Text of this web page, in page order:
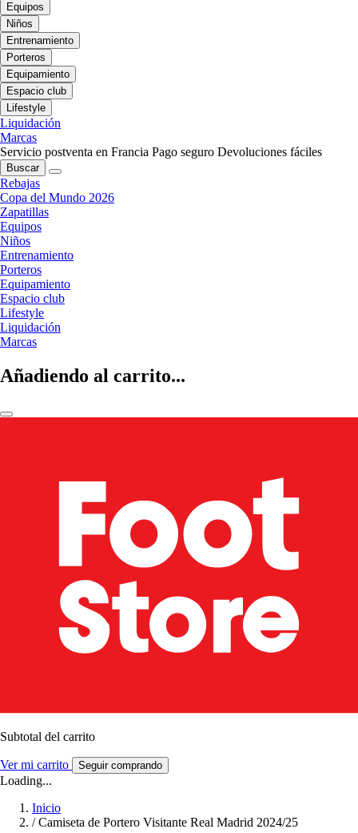
Equipos
Niños
Entrenamiento
Porteros
Equipamiento
Espacio club
Lifestyle
Liquidación
Marcas
Servicio postventa en Francia Pago seguro Devoluciones fáciles
Buscar
Rebajas
Copa del Mundo 2026
Zapatillas
Equipos
Niños
Entrenamiento
Porteros
Equipamiento
Espacio club
Lifestyle
Liquidación
Marcas
Añadiendo al carrito...
Subtotal del carrito
Ver mi carrito Seguir comprando
Loading...
Inicio
/ Camiseta de Portero Visitante Real Madrid 2024/25